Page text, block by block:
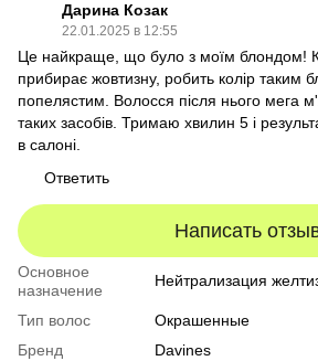
Дарина Козак
22.01.2025 в 12:55
Це найкраще, що було з моїм блондом!
прибирає жовтизну, робить колір таким
попелястим. Волосся після нього мега
таких засобів. Тримаю хвилин 5 і
в салоні.
Ответить
Написать
Основное
назначение
Нейтрализация
Тип волос
Окрашенные
Бренд
Davines